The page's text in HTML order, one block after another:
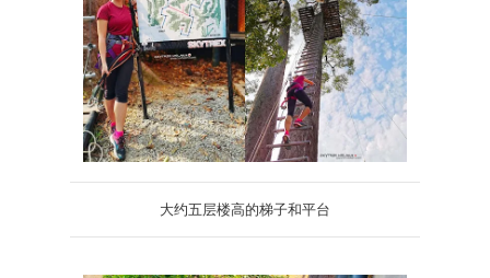
大约五层楼高的梯子和平台